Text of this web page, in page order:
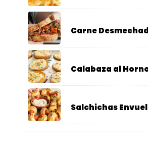
Carne
Calabaza al
Salchichas